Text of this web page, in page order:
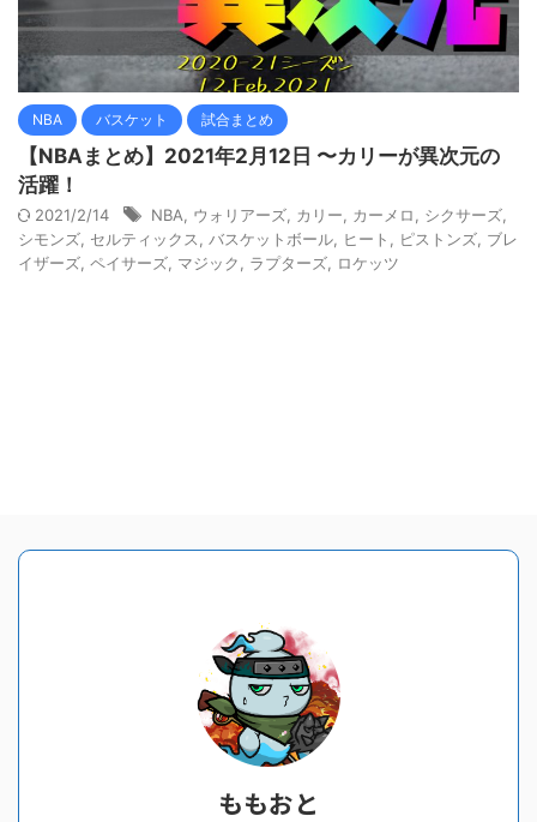
NBA バスケット 試合まとめ
【NBAまとめ】2021年2月12日 〜カリーが異次元の
活躍！
2021/2/14 NBA ウォリアーズ カリー カーメロ シクサーズ
シモンズ セルティックス バスケットボール ヒート ピストンズ ブレ
イザーズ ペイサーズ マジック ラプターズ ロケッツ
ももおと